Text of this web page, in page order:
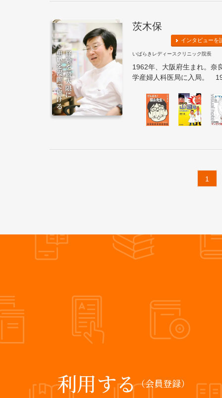
茨木保
インタビューを
いばらきレディースクリニック院長
1962年、大阪府生まれ。奈
学産婦人科医局に入局。
1
利用する（会員登録）